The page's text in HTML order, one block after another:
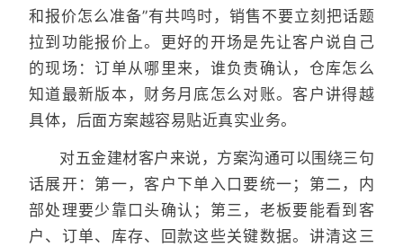
和报价怎么准备”有共鸣时，销售不要立刻把话题
拉到功能报价上。更好的开场是先让客户说自己
的现场：订单从哪里来，谁负责确认，仓库怎么
知道最新版本，财务月底怎么对账。客户讲得越
具体，后面方案越容易贴近真实业务。
对五金建材客户来说，方案沟通可以围绕三句
话展开：第一，客户下单入口要统一；第二，内
部处理要少靠口头确认；第三，老板要能看到客
户、订单、库存、回款这些关键数据。讲清这三